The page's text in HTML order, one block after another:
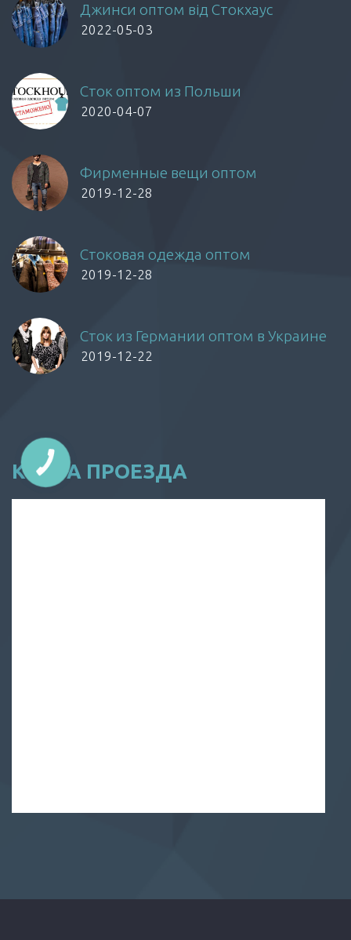
Джинси оптом від Стокхаус
2022-05-03
Сток оптом из Польши
2020-04-07
Фирменные вещи оптом
2019-12-28
Стоковая одежда оптом
2019-12-28
Сток из Германии оптом в Украине
2019-12-22
КАРТА ПРОЕЗДА